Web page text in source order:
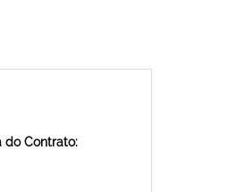
do Contrato: